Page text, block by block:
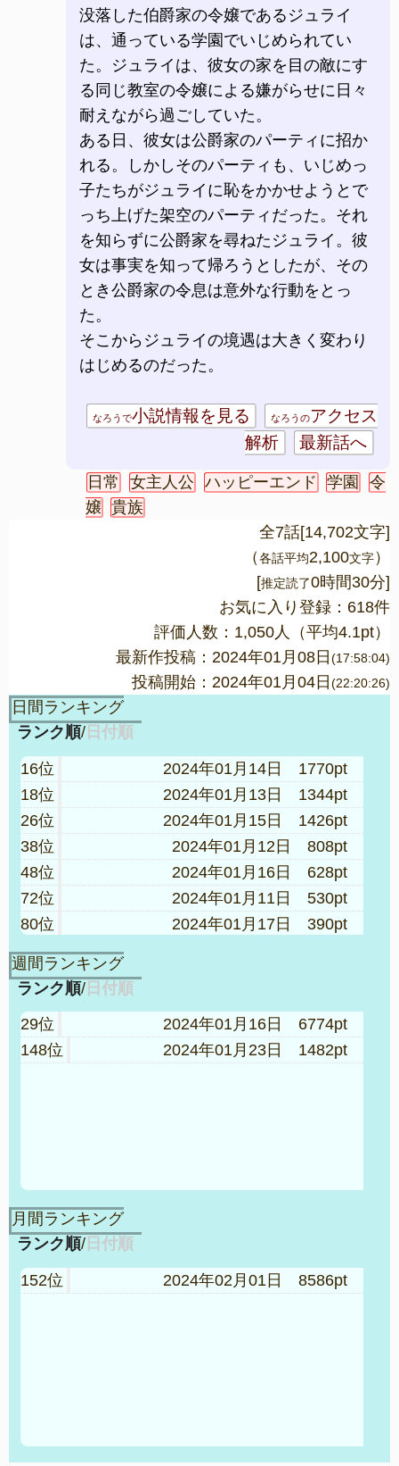
没落した伯爵家の令嬢であるジュライ
は、通っている学園でいじめられてい
た。ジュライは、彼女の家を目の敵にす
る同じ教室の令嬢による嫌がらせに日々
耐えながら過ごしていた。
ある日、彼女は公爵家のパーティに招か
れる。しかしそのパーティも、いじめっ
子たちがジュライに恥をかかせようとで
っち上げた架空のパーティだった。それ
を知らずに公爵家を尋ねたジュライ。彼
女は事実を知って帰ろうとしたが、その
とき公爵家の令息は意外な行動をとっ
た。
そこからジュライの境遇は大きく変わり
はじめるのだった。
なろうで小説情報を見る なろうのアクセス
解析
最新話へ
日常 女主人公 ハッピーエンド 学園
令
嬢 貴族
全7話[14,702文字]
（各話平均2,100文字）
[推定読了0時間30分]
お気に入り登録：618件
評価人数： 1,050 人（平均4.1pt）
最新作投稿：2024年01月08日(17:58:04)
投稿開始：2024年01月04日(22:20:26)
日間ランキング
ランク順/ 日付順
16位
2024年01月14日 1770pt
18位
2024年01月13日 1344pt
26位
2024年01月15日 1426pt
38位
2024年01月12日 808pt
48位
2024年01月16日 628pt
72位
2024年01月11日 530pt
80位
2024年01月17日 390pt
96位
101位
135位
181位
2024年01月20日 178pt
209位
2024年02月17日 154pt
週間ランキング
ランク順/ 日付順
29位
2024年01月16日 6774pt
148位
2024年01月23日 1482pt
月間ランキング
ランク順/ 日付順
152位 2024年02月01日 8586pt